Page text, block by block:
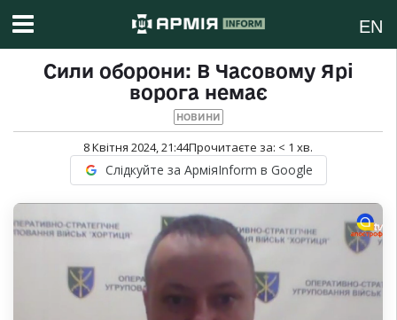
EN
Сили оборони: В Часовому Ярі
ворога немає
НОВИНИ
8 Квітня 2024, 21:44Прочитаєте за: < 1 хв.
Слідкуйте за АрміяInform в Google